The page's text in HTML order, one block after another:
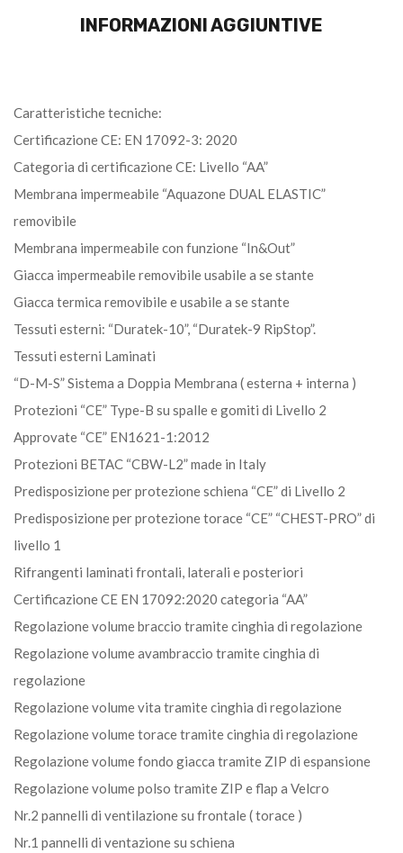
INFORMAZIONI AGGIUNTIVE
Caratteristiche tecniche:
Certificazione CE: EN 17092-3: 2020
Categoria di certificazione CE: Livello “AA”
Membrana impermeabile “Aquazone DUAL ELASTIC”
removibile
Membrana impermeabile con funzione “In&Out”
Giacca impermeabile removibile usabile a se stante
Giacca termica removibile e usabile a se stante
Tessuti esterni: “Duratek-10”, “Duratek-9 RipStop”.
Tessuti esterni Laminati
“D-M-S” Sistema a Doppia Membrana ( esterna + interna )
Protezioni “CE” Type-B su spalle e gomiti di Livello 2
Approvate “CE” EN1621-1:2012
Protezioni BETAC “CBW-L2” made in Italy
Predisposizione per protezione schiena “CE” di Livello 2
Predisposizione per protezione torace “CE” “CHEST-PRO” di
livello 1
Rifrangenti laminati frontali, laterali e posteriori
Certificazione CE EN 17092:2020 categoria “AA”
Regolazione volume braccio tramite cinghia di regolazione
Regolazione volume avambraccio tramite cinghia di
regolazione
Regolazione volume vita tramite cinghia di regolazione
Regolazione volume torace tramite cinghia di regolazione
Regolazione volume fondo giacca tramite ZIP di espansione
Regolazione volume polso tramite ZIP e flap a Velcro
Nr.2 pannelli di ventilazione su frontale ( torace )
Nr.1 pannelli di ventazione su schiena